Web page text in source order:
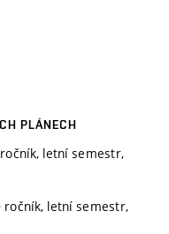
PLÁNECH
letní semestr,
ročník, letní semestr,